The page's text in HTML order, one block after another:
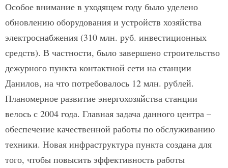
Особое внимание в уходящем году было уделено
обновлению оборудования и устройств хозяйства
электроснабжения (310 млн. руб. инвестиционных
средств). В частности, было завершено строительство
дежурного пункта контактной сети на станции
Данилов, на что потребовалось 12 млн. рублей.
Планомерное развитие энергохозяйства станции
велось с 2004 года. Главная задача данного центра –
обеспечение качественной работы по обслуживанию
техники. Новая инфраструктура пункта создана для
того, чтобы повысить эффективность работы